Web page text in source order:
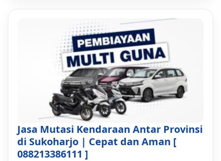
Jasa Mutasi Kendaraan Antar Provinsi
di Sukoharjo | Cepat dan Aman [
088213386111 ]